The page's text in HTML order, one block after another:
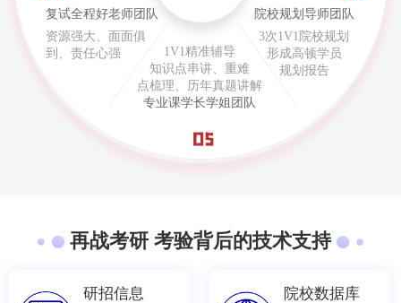
复试全程好老师团队
资源强大、面面俱
到、责任心强
1V1精准辅导
知识点串讲、重难
点梳理、历年真题讲解
专业课学长学姐团队
院校规划导师团队
3次1V1院校规划
形成高顿学员
规划报告
再战考研 考验背后的技术支持
研招信息 院校数据库